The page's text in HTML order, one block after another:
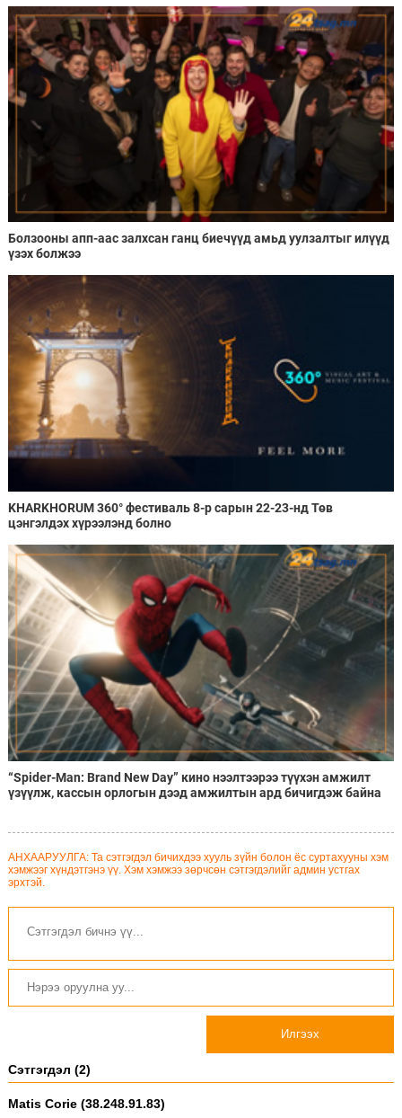
Болзооны апп-аас залхсан ганц биечүүд амьд уулзалтыг илүүд
үзэх болжээ
KHARKHORUM 360° фестиваль 8-р сарын 22-23-нд Төв
цэнгэлдэх хүрээлэнд болно
“Spider-Man: Brand New Day” кино нээлтээрээ түүхэн амжилт
үзүүлж, кассын орлогын дээд амжилтын ард бичигдэж байна
АНХААРУУЛГА: Та сэтгэгдэл бичихдээ хууль зүйн болон ёс суртахууны хэм
хэмжээг хүндэтгэнэ үү. Хэм хэмжээ зөрчсөн сэтгэгдэлийг админ устгах
эрхтэй.
Илгээх
Сэтгэгдэл (2)
Matis Corie (38.248.91.83)